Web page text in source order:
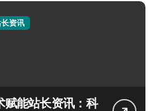
资讯
赋能站长资讯：科